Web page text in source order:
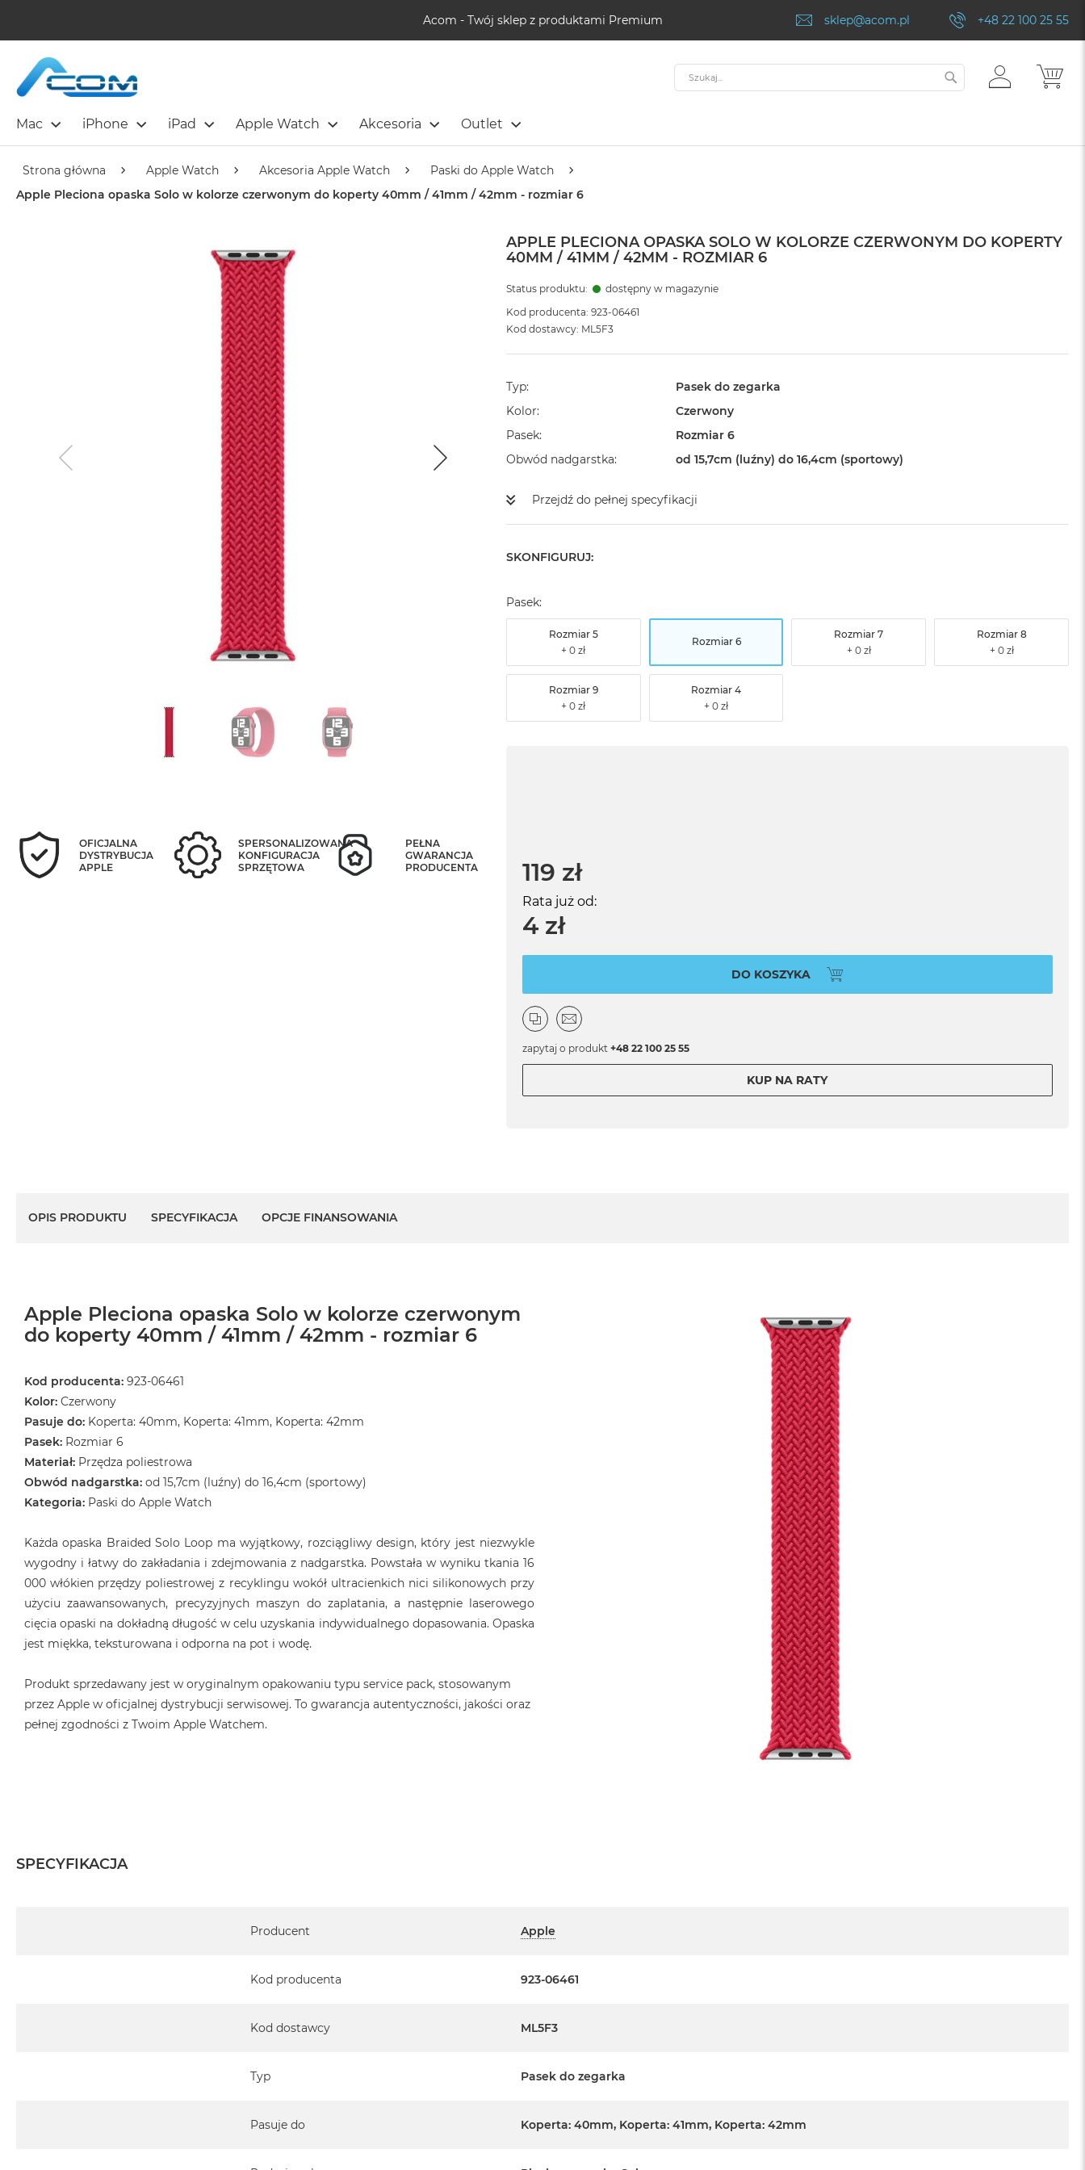
Acom - Twój sklep z produktami Premium sklep@acom.pl +48 22 100 25 55
Mac iPhone iPad Apple Watch Akcesoria Outlet
ZALOGUJ
SIĘ
Szukaj SZUKAJ
Strona główna Apple Watch Akcesoria Apple Watch
Paski do Apple Watch
Apple Pleciona opaska Solo w kolorze czerwonym do koperty 40mm / 41mm / 42mm - rozmiar 6
APPLE PLECIONA OPASKA SOLO W KOLORZE CZERWONYM DO KOPERTY
40MM / 41MM / 42MM - ROZMIAR 6
Status produktu:
dostępny w magazynie
Kod producenta: 923-06461
Kod dostawcy: ML5F3
Typ
Pasek do zegarka
Kolor
Czerwony
Pasek
Rozmiar 6
Obwód nadgarstka
od 15,7cm (luźny) do 16,4cm (sportowy)
Przejdź do pełnej specyfikacji
SKONFIGURUJ:
Pasek:
Rozmiar 5
Rozmiar 6
Rozmiar 7 Rozmiar 8
Rozmiar 9 Rozmiar 4
119 zł
Rata już od:
4 zł
DO KOSZYKA
zapytaj o produkt +48 22 100 25 55
KUP NA RATY
OFICJALNA
DYSTRYBUCJA
APPLE
SPERSONALIZOWANA
KONFIGURACJA
SPRZĘTOWA
PEŁNA
GWARANCJA
PRODUCENTA
OPIS PRODUKTU SPECYFIKACJA OPCJE FINANSOWANIA
Apple Pleciona opaska Solo w kolorze czerwonym
do koperty 40mm / 41mm / 42mm - rozmiar 6
Kod producenta: 923-06461
Kolor: Czerwony
Pasuje do: Koperta: 40mm, Koperta: 41mm, Koperta: 42mm
Pasek: Rozmiar 6
Materiał: Przędza poliestrowa
Obwód nadgarstka: od 15,7cm (luźny) do 16,4cm (sportowy)
Kategoria: Paski do Apple Watch
Każda opaska Braided Solo Loop ma wyjątkowy, rozciągliwy design, który jest niezwykle
wygodny i łatwy do zakładania i zdejmowania z nadgarstka. Powstała w wyniku tkania 16
000 włókien przędzy poliestrowej z recyklingu wokół ultracienkich nici silikonowych przy
użyciu zaawansowanych, precyzyjnych maszyn do zaplatania, a następnie laserowego
cięcia opaski na dokładną długość w celu uzyskania indywidualnego dopasowania. Opaska
jest miękka, teksturowana i odporna na pot i wodę.
Produkt sprzedawany jest w oryginalnym opakowaniu typu service pack, stosowanym
przez Apple w oficjalnej dystrybucji serwisowej. To gwarancja autentyczności, jakości oraz
pełnej zgodności z Twoim Apple Watchem.
SPECYFIKACJA
Producent
Apple
Kod producenta 923-06461
Kod dostawcy ML5F3
Typ Pasek do zegarka
Pasuje do Koperta: 40mm, Koperta: 41mm, Koperta: 42mm